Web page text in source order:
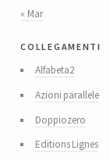
« Mar
collegamenti
Alfabeta2
Azioni parallele
Doppiozero
Editions Lignes